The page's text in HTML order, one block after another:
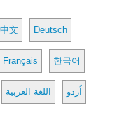
中文 Deutsch
Français 한국어
اللغة العربية اُردو